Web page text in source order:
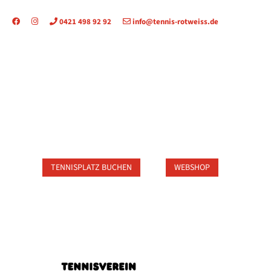
0421 498 92 92 info@tennis-rotweiss.de
TENNISPLATZ BUCHEN WEBSHOP